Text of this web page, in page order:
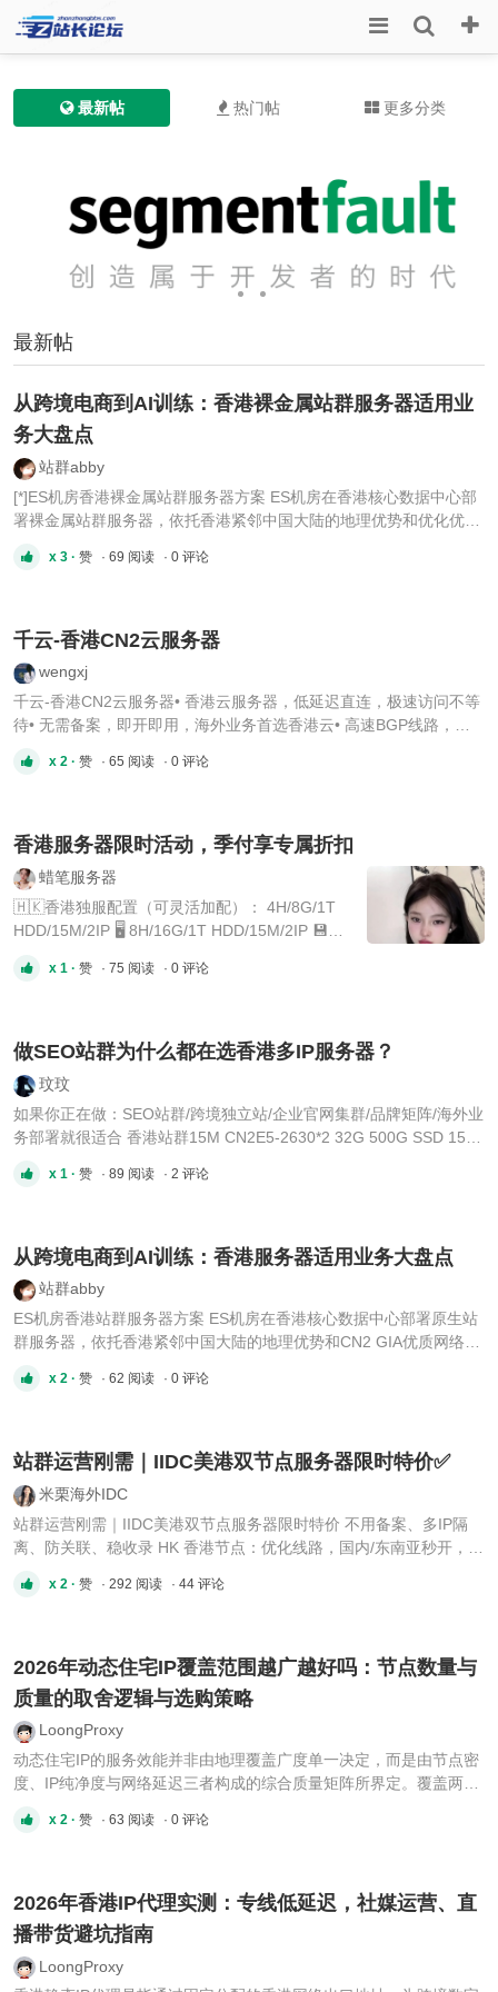
最新帖 热门帖 更多分类
最新帖
从跨境电商到AI训练：香港裸金属站群服务器适用业
务大盘点
站群abby
[*]ES机房香港裸金属站群服务器方案 ES机房在香港核心数据中心部
署裸金属站群服务器，依托香港紧邻中国大陆的地理优势和优化优质
1C/4C/8C/16C等多C段混段部署，提供大量独立纯净IP，从源头规避
x 3 · 赞 · 69 阅读 · 0 评论
千云-香港CN2云服务器
wengxj
千云-香港CN2云服务器• 香港云服务器，低延迟直连，极速访问不等
待• 无需备案，即开即用，海外业务首选香港云• 高速BGP线路，海
成为企业VIP客户第2步：搜索QQ 294295416添加好友领取优惠券充
x 2 · 赞 · 65 阅读 · 0 评论
香港服务器限时活动，季付享专属折扣
蜡笔服务器
🇭🇰香港独服配置（可灵活加配）： 4H/8G/1T
HDD/15M/2IP 🖥 8H/16G/1T HDD/15M/2IP 💾
HDD/15M/2IP ⚡️ 24H/32G/1T HDD/15M/2IP 🌟
61IP 125IP 244IP 2️⃣ 8H/16G/1T HDD/20M ...
x 1 · 赞 · 75 阅读 · 0 评论
做SEO站群为什么都在选香港多IP服务器？
玟玟
如果你正在做：SEO站群/跨境独立站/企业官网集群/品牌矩阵/海外业
务部署就很适合 香港站群15M CN2E5-2630*2 32G 500G SSD 15M
64G 1000G SSD 15M 249U/月 E5-2683V4*2 64G 1000G SSD 15M
x 1 · 赞 · 89 阅读 · 2 评论
从跨境电商到AI训练：香港服务器适用业务大盘点
站群abby
ES机房香港站群服务器方案 ES机房在香港核心数据中心部署原生站
群服务器，依托香港紧邻中国大陆的地理优势和CN2 GIA优质网络，
多C段混段部署，提供大量独立纯净IP，从源头规避搜索引擎关联识
x 2 · 赞 · 62 阅读 · 0 评论
站群运营刚需｜IIDC美港双节点服务器限时特价✅
米栗海外IDC
站群运营刚需｜IIDC美港双节点服务器限时特价 不用备案、多IP隔
离、防关联、稳收录 HK 香港节点：优化线路，国内/东南亚秒开，适
带宽、高性价比，适合欧美流量、SEO矩阵、批量建站 1C:253IP
x 2 · 赞 · 292 阅读 · 44 评论
2026年动态住宅IP覆盖范围越广越好吗：节点数量与
质量的取舍逻辑与选购策略
LoongProxy
动态住宅IP的服务效能并非由地理覆盖广度单一决定，而是由节点密
度、IP纯净度与网络延迟三者构成的综合质量矩阵所界定。覆盖两百
深度优化的紧凑型架构。这一认知偏差正在重塑2026年代理服务市场
x 2 · 赞 · 63 阅读 · 0 评论
2026年香港IP代理实测：专线低延迟，社媒运营、直
播带货避坑指南
LoongProxy